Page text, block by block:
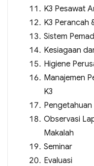
K3 Pesawat
K3 Perancah
Sistem
Kesiagaan
Higiene
Manajemen
K3
Pengetahuan
Observasi
Makalah
Seminar
Evaluasi